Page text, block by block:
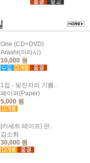
One (CD+DVD)
Arashi(아라시)
10,000 원
1집 - 빚진자의 기쁨..
페이퍼(Paper)
5,000 원
[카세트 테이프] 판..
김소희
30,000 원